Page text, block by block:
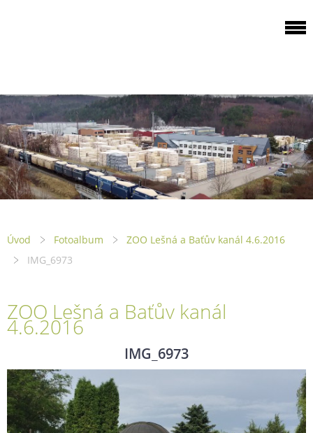
Úvod Fotoalbum
ZOO Lešná a Baťův kanál 4.6.2016
IMG_6973
ZOO Lešná a Baťův kanál
4.6.2016
IMG_6973